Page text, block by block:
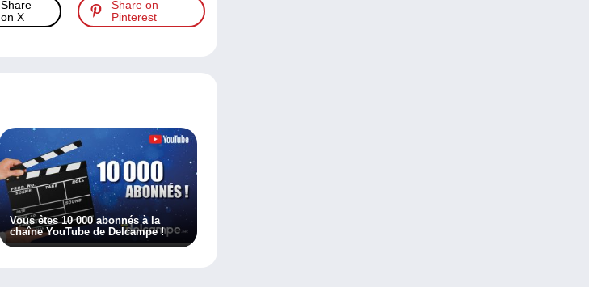
Share
on X
Share on
Pinterest
Vous êtes 10 000 abonnés à la
chaîne YouTube de Delcampe !